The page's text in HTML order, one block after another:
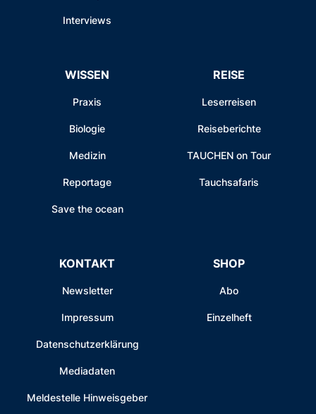
Interviews
WISSEN
Praxis
Biologie
Medizin
Reportage
Save the ocean
REISE
Leserreisen
Reiseberichte
TAUCHEN on Tour
Tauchsafaris
KONTAKT
Newsletter
Impressum
Datenschutzerklärung
Mediadaten
Meldestelle Hinweisgeber
SHOP
Abo
Einzelheft